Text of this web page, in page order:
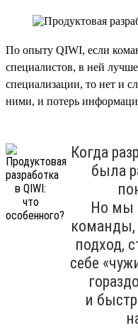
По опыту QIWI, если
специалистов, в ней лучше
специализации, то нет и
ними, и потерь
Когда
была
Но мы
команды,
подход,
себе
и